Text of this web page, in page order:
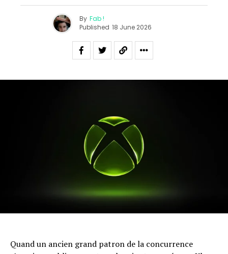
By Fab !
Published 18 June 2026
Quand un ancien grand patron de la concurrence